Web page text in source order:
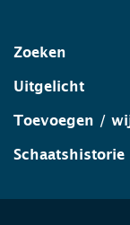
Zoeken
Uitgelicht
Toevoegen /
Schaatshistorie